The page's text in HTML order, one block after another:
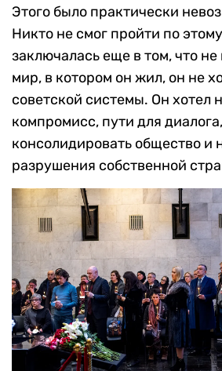
Этого было практически
Никто не смог пройти по
заключалась еще в том, что
мир, в котором он жил, он не
советской системы. Он хотел
компромисс, пути для
консолидировать общество и
разрушения собственной